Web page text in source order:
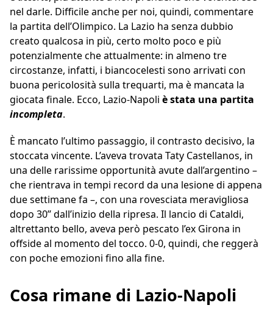
nel darle. Difficile anche per noi, quindi, commentare
la partita dell’Olimpico. La Lazio ha senza dubbio
creato qualcosa in più, certo molto poco e più
potenzialmente che attualmente: in almeno tre
circostanze, infatti, i biancocelesti sono arrivati con
buona pericolosità sulla trequarti, ma è mancata la
giocata finale. Ecco, Lazio-Napoli è stata una partita
incompleta.
È mancato l’ultimo passaggio, il contrasto decisivo, la
stoccata vincente. L’aveva trovata Taty Castellanos, in
una delle rarissime opportunità avute dall’argentino –
che rientrava in tempi record da una lesione di appena
due settimane fa –, con una rovesciata meravigliosa
dopo 30’’ dall’inizio della ripresa. Il lancio di Cataldi,
altrettanto bello, aveva però pescato l’ex Girona in
offside al momento del tocco. 0-0, quindi, che reggerà
con poche emozioni fino alla fine.
Cosa rimane di Lazio-Napoli